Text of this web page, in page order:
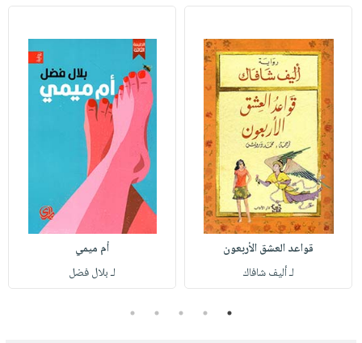
قواعد العشق الأربعون
لـ أليف شافاك
أم ميمي
لـ بلال فضل
1
2
3
4
5